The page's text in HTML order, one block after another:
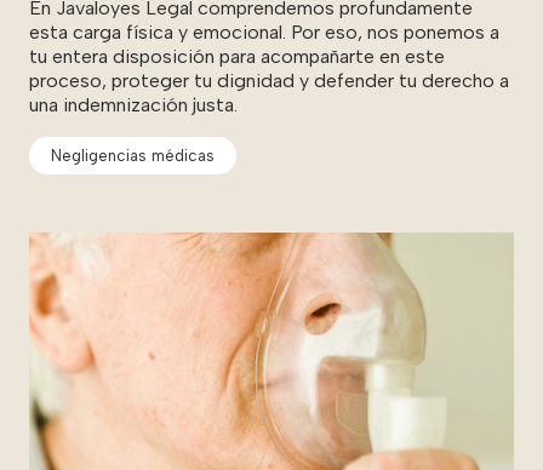
En Javaloyes Legal comprendemos profundamente
esta carga física y emocional. Por eso, nos ponemos a
tu entera disposición para acompañarte en este
proceso, proteger tu dignidad y defender tu derecho a
una indemnización justa.
Negligencias médicas